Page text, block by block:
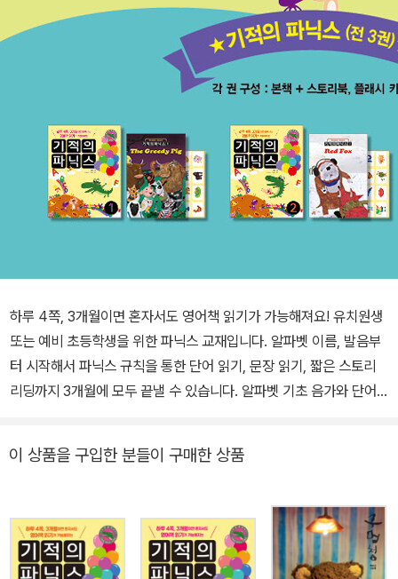
하루 4쪽, 3개월이면 혼자서도 영어책 읽기가 가능해져요! 유치원생
또는 예비 초등학생을 위한 파닉스 교재입니다. 알파벳 이름, 발음부
터 시작해서 파닉스 규칙을 통한 단어 읽기, 문장 읽기, 짧은 스토리
리딩까지 3개월에 모두 끝낼 수 있습니다. 알파벳 기초 음가와 단어
하고 다음 날은 복습을 하는 본문 구성으로 한 번 배운 내용은 오래 기
으로 제공되는 스토리북을 읽으면서 실력 향상을 확인할 수 있고, 혼
자서 영어책을 읽는 즐거움을 느낄 수 있습니다. ※특별 별책 부록: 스
토리북 이 책의 특장점 1. 파닉스 공부 3개월이면 리딩 실력까지 쑥쑥
이 상품을 구입한 분들이 구매한 상품